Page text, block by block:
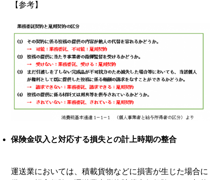
【参考】
保険金収入と対応する損失との計上時期の整合
運送業においては、積載貨物などに損害が生じた場合に